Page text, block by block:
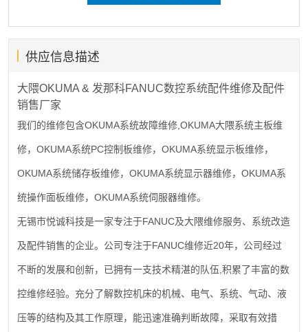
供应信息描述
大隈OKUMA & 发那科FANUC数控系统配件维修及配件
销售厂家
我们的维修包含OKUMA系统故障维修,OKUMA大隈系统主板维
修， OKUMA系统PC控制板维修， OKUMA系统显示板维修，
OKUMA系统储存板维修， OKUMA系统显示器维修， OKUMA系
统操作面板维修， OKUMA系统伺服器维修。
无锡市悦诚科技是一家专注于FANUC及大隈维修服务、系统改造
及配件销售的企业。公司专注于FANUC维修近20年，公司经过
不断的发展和创新，已拥有一支技术精湛的队伍 积累了丰富的数
控维修经验。充分了解数控机床的机械、电气、系统、气动、液
压等的结构及其工作原理，能迅速准确判断故障，采取有效措